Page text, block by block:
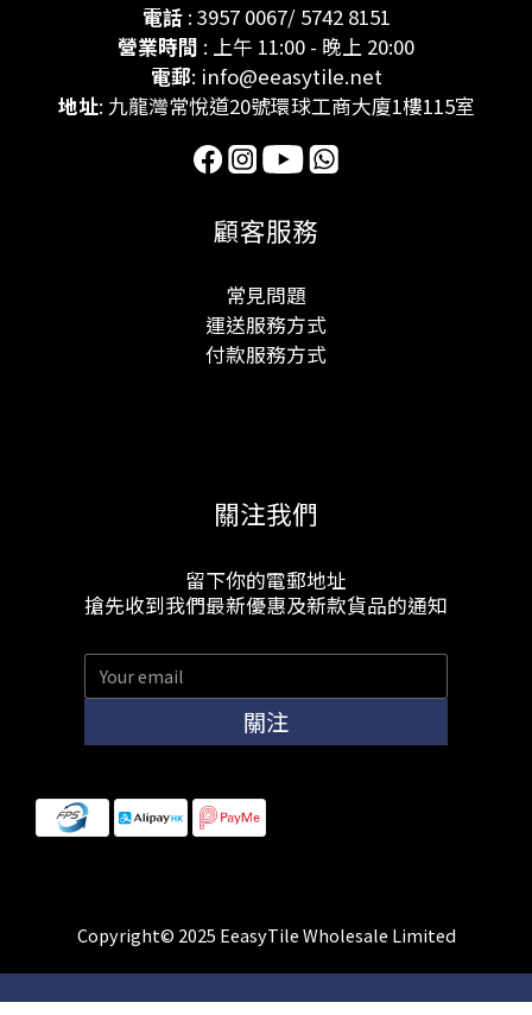
電話: 3957 0067/ 5742 8151
營業時間 : 上午 11:00 - 晚上 20:00
電郵: info@eeasytile.net
地址: 九龍灣常悅道20號環球工商大廈1樓115室
顧客服務
常見問題
運送服務方式
付款服務方式
關注我們
留下你的電郵地址
搶先收到我們最新優惠及新款貨品的通知
關注
Copyright© 2025 EeasyTile Wholesale Limited